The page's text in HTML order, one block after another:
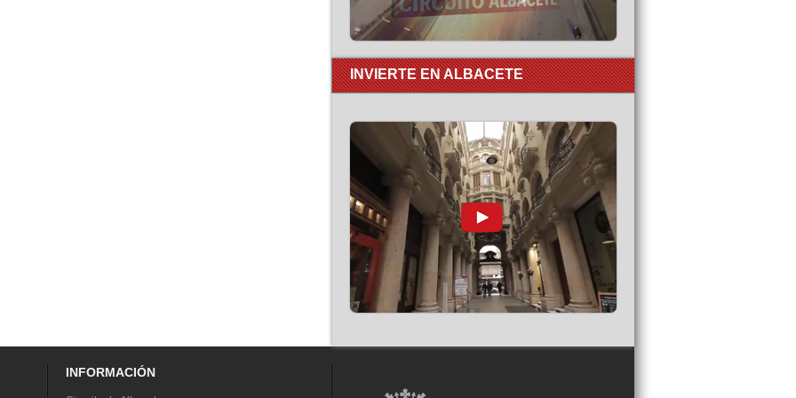
INVIERTE EN ALBACETE
INFORMACIÓN